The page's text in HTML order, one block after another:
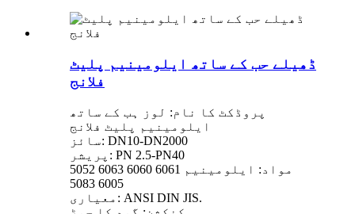
ڈھیلے حب کے ساتھ ایلومینیم پلیٹ
فلانج
پروڈکٹ کا نام: لوز ہب کے ساتھ
ایلومینیم پلیٹ فلانج
سائز: DN10-DN2000
پریشر: PN 2.5-PN40
مواد: ایلومینیم 6061 6060 6063 5052
6005 5083
معیاری: ANSI DIN JIS.